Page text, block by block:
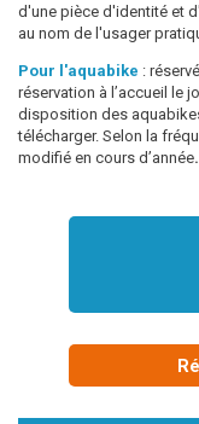
d'une pièce d'identité et
au nom de l'usager
Pour l'aquabike :
réservation à l’accueil le
disposition des
télécharger. Selon la
modifié en cours d’année.